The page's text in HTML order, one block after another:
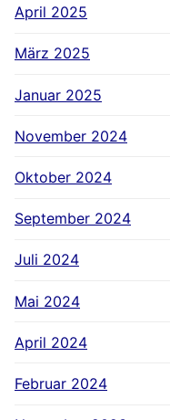
April 2025
März 2025
Januar 2025
November 2024
Oktober 2024
September 2024
Juli 2024
Mai 2024
April 2024
Februar 2024